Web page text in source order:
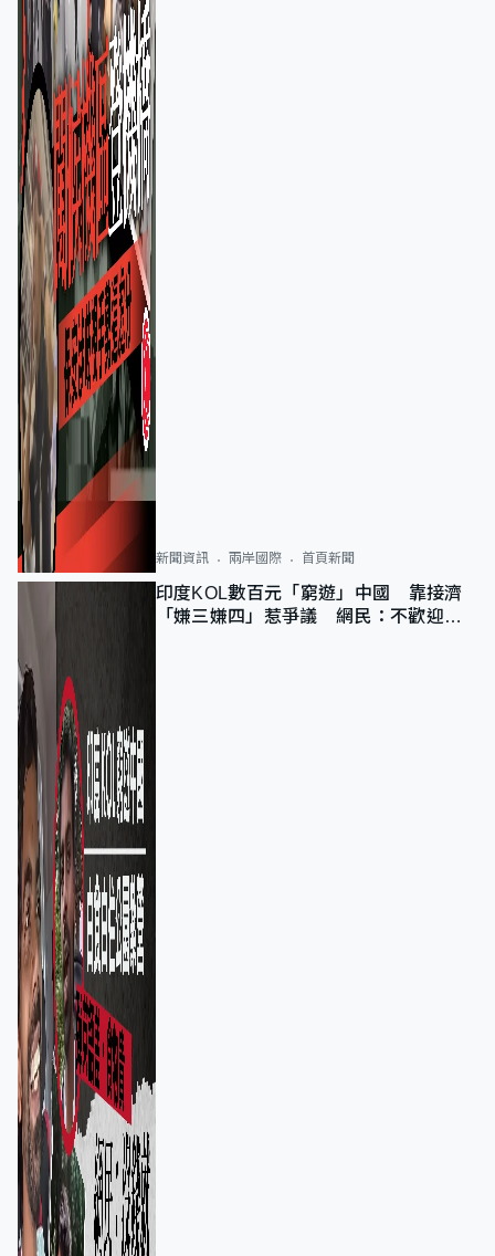
新聞資訊 兩岸國際 首頁新聞
印度KOL數百元「窮遊」中國 靠接濟
「嫌三嫌四」惹爭議 網民：不歡迎劣